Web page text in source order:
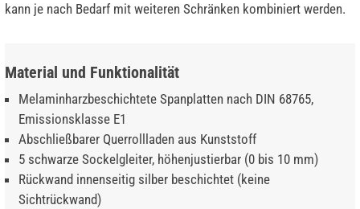
kann je nach Bedarf mit weiteren Schränken kombiniert werden.
Material und Funktionalität
Melaminharzbeschichtete Spanplatten nach DIN 68765,
Emissionsklasse E1
Abschließbarer Querrollladen aus Kunststoff
5 schwarze Sockelgleiter, höhenjustierbar (0 bis 10 mm)
Rückwand innenseitig silber beschichtet (keine
Sichtrückwand)